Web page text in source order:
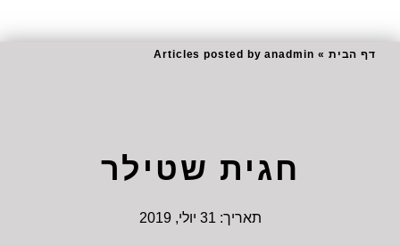
דף הבית »
Articles posted by anadmin
חגית שטילר
תאריך: 31 יולי, 2019